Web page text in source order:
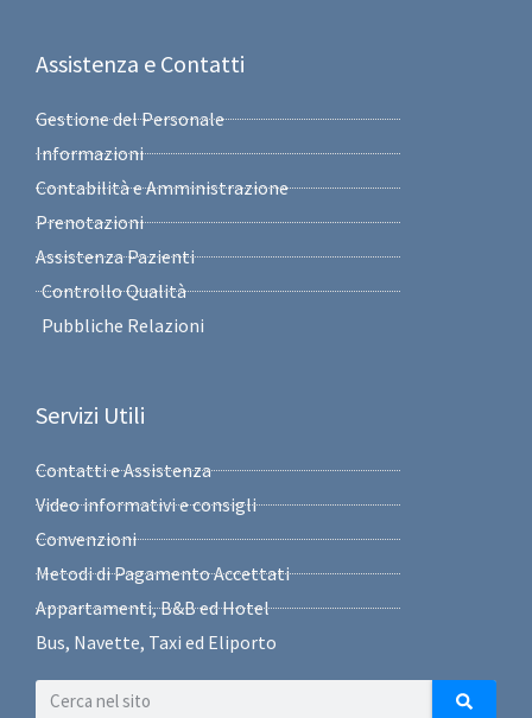
Assistenza e Contatti
Gestione del Personale
Informazioni
Contabilità e Amministrazione
Prenotazioni
Assistenza Pazienti
Controllo Qualità
Pubbliche Relazioni
Servizi Utili
Contatti e Assistenza
Video informativi e consigli
Convenzioni
Metodi di Pagamento Accettati
Appartamenti, B&B ed Hotel
Bus, Navette, Taxi ed Eliporto